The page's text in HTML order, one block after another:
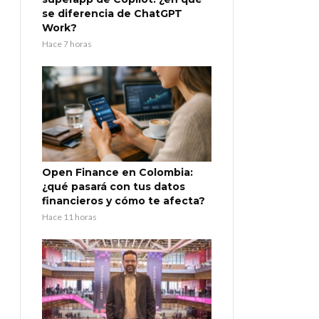
se diferencia de ChatGPT
Work?
Hace 7 horas
Open Finance en Colombia:
¿qué pasará con tus datos
financieros y cómo te afecta?
Hace 11 horas